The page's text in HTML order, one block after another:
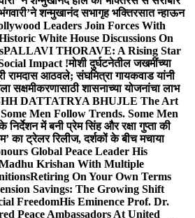
शन्मुखानंद सभागृह भक्तिरसात न्हाऊन
Leaders Join Forces With
White House Discussions On
PALLAVI THORAVE: A Rising Star
Impact !मोशी दुर्घटनेतील जखमींच्या
रामदास आठवले; संघमित्रा गायकवाड यांनी
शासनाच्या योजनांचा लाभ
DATTATRYA BHUJLE The Art
Men Follow Trends. Some Men
निर्देशन में बनी प्रेम सिंह और रक्षा गुप्ता की
का ट्रेलर रिलीज, दर्शकों के बीच मचाया
Global Peace Leader His
Krishan With Multiple
Retiring On Your Own Terms
Savings: The Growing Shift
FreedomHis Eminence Prof. Dr.
Peace Ambassadors At United